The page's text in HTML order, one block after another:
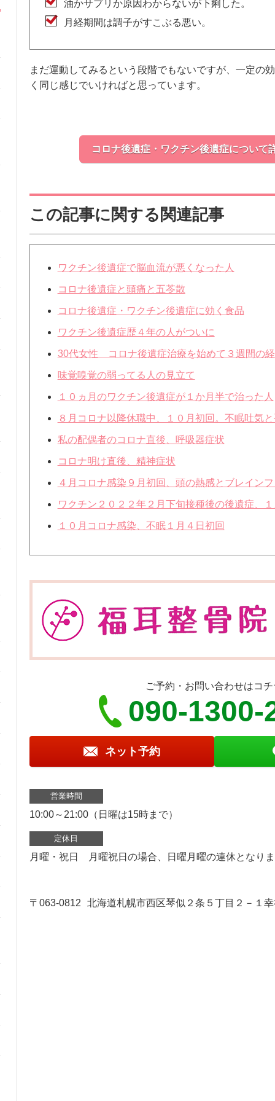
油かサプリか原因わからないが下痢した。
月経期間は調子がすこぶる悪い。
まだ運動してみるという段階でもないですが、一定の
く同じ感じでいければと思っています。
コロナ後遺症・ワクチン後遺症について
この記事に関する関連記事
ワクチン後遺症で脳血流が悪くなった人
コロナ後遺症と頭痛と五苓散
コロナ後遺症・ワクチン後遺症に効く食品
ワクチン後遺症歴４年の人がついに
30代女性 コロナ後遺症治療を始めて３週間の
味覚嗅覚の弱ってる人の見立て
１０ヵ月のワクチン後遺症が１か月半で治った人
８月コロナ以降休職中、１０月初回。不眠吐気
私の配偶者のコロナ直後、呼吸器症状
コロナ明け直後、精神症状
４月コロナ感染９月初回、頭の熱感とブレイン
ワクチン２０２２年２月下旬接種後の後遺症、
１０月コロナ感染、不眠１月４日初回
ご予約・お問い合わせはコ
090-1300-
ネット予約
営業時間
10:00～21:00（日曜は15時まで）
定休日
月曜・祝日 月曜祝日の場合、日曜月曜の連休となり
〒063-0812 北海道札幌市西区琴似２条５丁目２－１